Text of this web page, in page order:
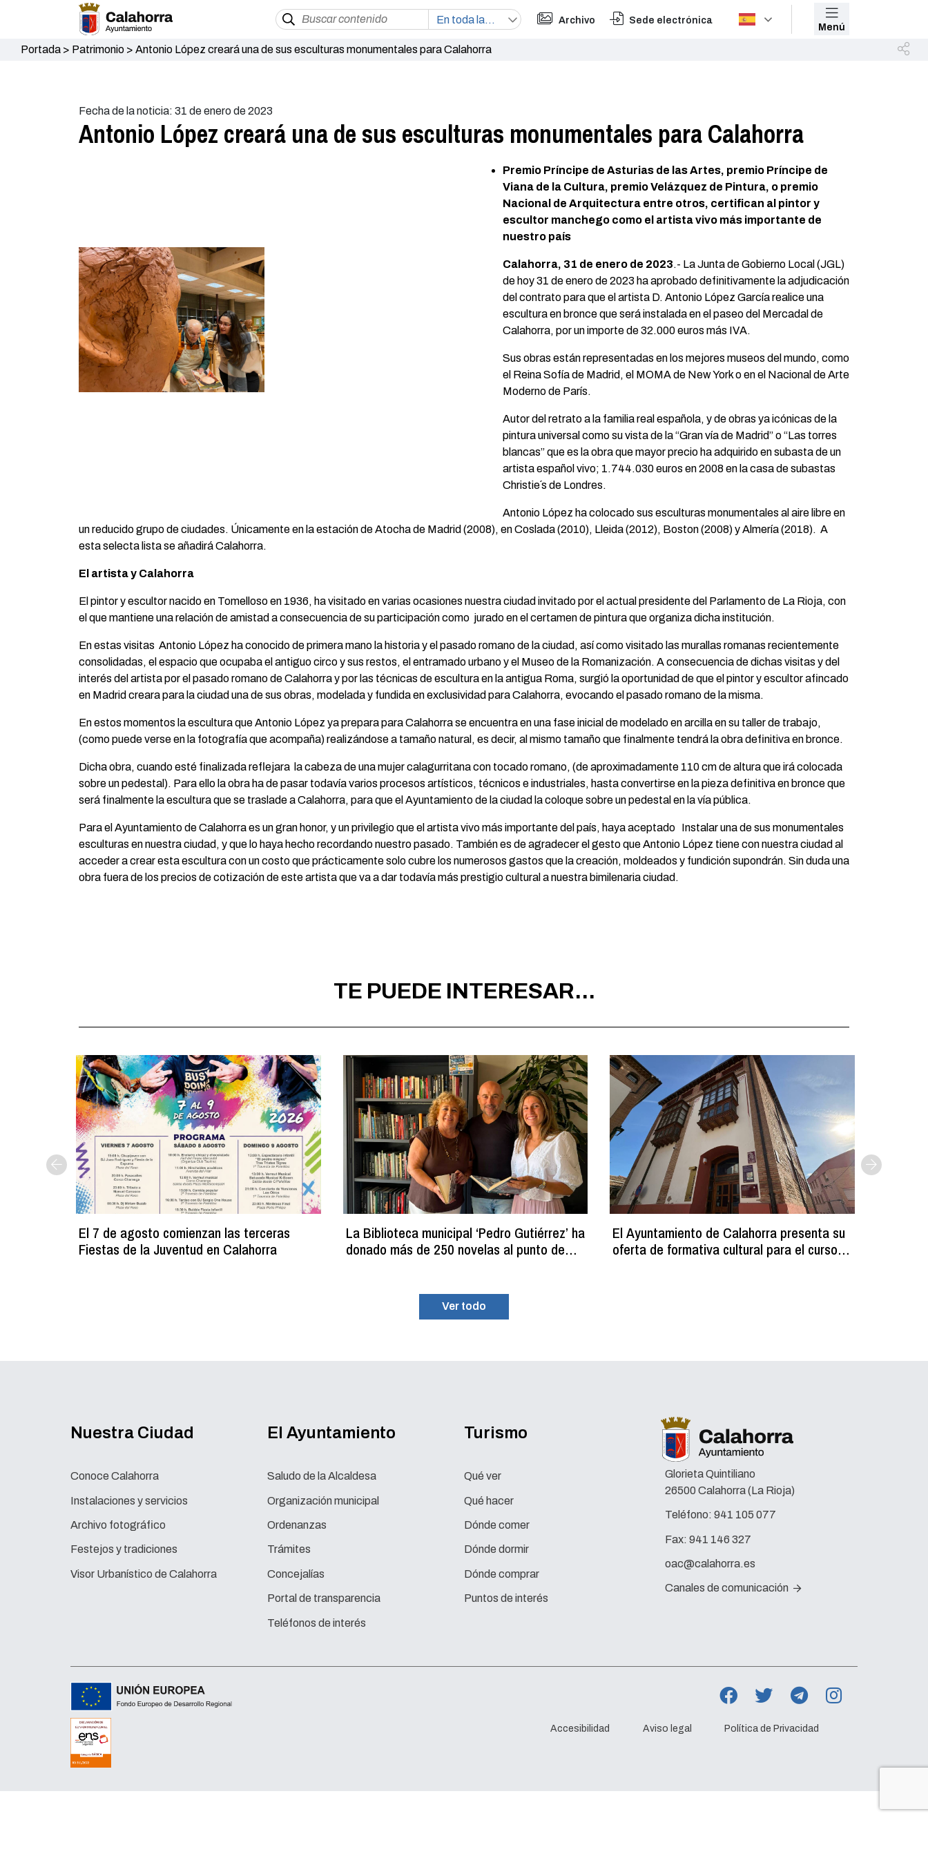
Archivo Sede electrónica
Menú
Portada> Patrimonio> Antonio López creará una de sus esculturas monumentales para Calahorra
Fecha de la noticia: 31 de enero de 2023
Antonio López creará una de sus esculturas monumentales para Calahorra
Premio Príncipe de Asturias de las Artes, premio Príncipe de
Viana de la Cultura, premio Velázquez de Pintura, o premio
Nacional de Arquitectura entre otros, certifican al pintor y
escultor manchego como el artista vivo más importante de
nuestro país
Calahorra, 31 de enero de 2023.- La Junta de Gobierno Local (JGL)
de hoy 31 de enero de 2023 ha aprobado definitivamente la adjudicación
del contrato para que el artista D. Antonio López García realice una
escultura en bronce que será instalada en el paseo del Mercadal de
Calahorra, por un importe de 32.000 euros más IVA.
Sus obras están representadas en los mejores museos del mundo, como
el Reina Sofía de Madrid, el MOMA de New York o en el Nacional de Arte
Moderno de París.
Autor del retrato a la familia real española, y de obras ya icónicas de la
pintura universal como su vista de la “Gran vía de Madrid” o “Las torres
blancas” que es la obra que mayor precio ha adquirido en subasta de un
artista español vivo; 1.744.030 euros en 2008 en la casa de subastas
Christie´s de Londres.
Antonio López ha colocado sus esculturas monumentales al aire libre en
un reducido grupo de ciudades. Únicamente en la estación de Atocha de Madrid (2008), en Coslada (2010), Lleida (2012), Boston (2008) y Almería (2018). A
esta selecta lista se añadirá Calahorra.
El artista y Calahorra
El pintor y escultor nacido en Tomelloso en 1936, ha visitado en varias ocasiones nuestra ciudad invitado por el actual presidente del Parlamento de La Rioja, con
el que mantiene una relación de amistad a consecuencia de su participación como jurado en el certamen de pintura que organiza dicha institución.
En estas visitas Antonio López ha conocido de primera mano la historia y el pasado romano de la ciudad, así como visitado las murallas romanas recientemente
consolidadas, el espacio que ocupaba el antiguo circo y sus restos, el entramado urbano y el Museo de la Romanización. A consecuencia de dichas visitas y del
interés del artista por el pasado romano de Calahorra y por las técnicas de escultura en la antigua Roma, surgió la oportunidad de que el pintor y escultor afincado
en Madrid creara para la ciudad una de sus obras, modelada y fundida en exclusividad para Calahorra, evocando el pasado romano de la misma.
En estos momentos la escultura que Antonio López ya prepara para Calahorra se encuentra en una fase inicial de modelado en arcilla en su taller de trabajo,
(como puede verse en la fotografía que acompaña) realizándose a tamaño natural, es decir, al mismo tamaño que finalmente tendrá la obra definitiva en bronce.
Dicha obra, cuando esté finalizada reflejara la cabeza de una mujer calagurritana con tocado romano, (de aproximadamente 110 cm de altura que irá colocada
sobre un pedestal). Para ello la obra ha de pasar todavía varios procesos artísticos, técnicos e industriales, hasta convertirse en la pieza definitiva en bronce que
será finalmente la escultura que se traslade a Calahorra, para que el Ayuntamiento de la ciudad la coloque sobre un pedestal en la vía pública.
Para el Ayuntamiento de Calahorra es un gran honor, y un privilegio que el artista vivo más importante del país, haya aceptado Instalar una de sus monumentales
esculturas en nuestra ciudad, y que lo haya hecho recordando nuestro pasado. También es de agradecer el gesto que Antonio López tiene con nuestra ciudad al
acceder a crear esta escultura con un costo que prácticamente solo cubre los numerosos gastos que la creación, moldeados y fundición supondrán. Sin duda una
obra fuera de los precios de cotización de este artista que va a dar todavía más prestigio cultural a nuestra bimilenaria ciudad.
TE PUEDE INTERESAR...
El 7 de agosto comienzan las terceras
Fiestas de la Juventud en Calahorra
La Biblioteca municipal ‘Pedro Gutiérrez’ ha
donado más de 250 novelas al punto de
El Ayuntamiento de Calahorra presenta su
oferta de formativa cultural para el curso
Ver todo
Nuestra Ciudad
Conoce Calahorra
Instalaciones y servicios
Archivo fotográfico
Festejos y tradiciones
Visor Urbanístico de Calahorra
El Ayuntamiento
Saludo de la Alcaldesa
Organización municipal
Ordenanzas
Trámites
Concejalías
Portal de transparencia
Teléfonos de interés
Turismo
Qué ver
Qué hacer
Dónde comer
Dónde dormir
Dónde comprar
Puntos de interés
Glorieta Quintiliano
26500 Calahorra (La Rioja)
Teléfono: 941 105 077
Fax: 941 146 327
oac@calahorra.es
Canales de comunicación
Accesibilidad Aviso legal Política de Privacidad